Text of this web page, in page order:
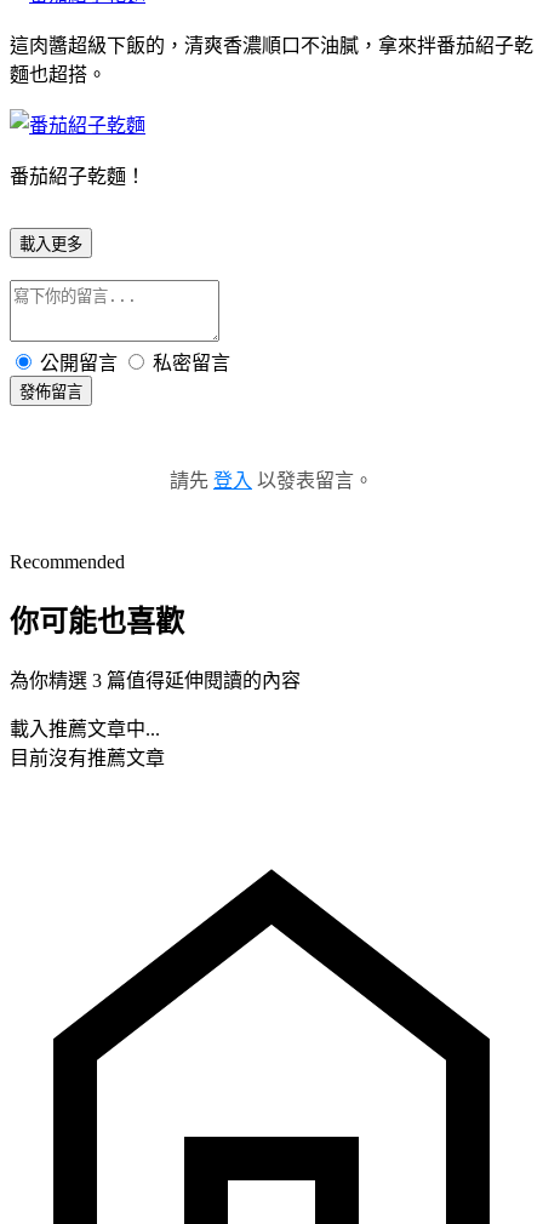
這肉醬超級下飯的，清爽香濃順口不油膩，拿來拌番茄紹子乾
麵也超搭。
番茄紹子乾麵！
載入更多
公開留言 私密留言
發佈留言
請先 登入 以發表留言。
Recommended
你可能也喜歡
為你精選 3 篇值得延伸閱讀的內容
載入推薦文章中...
目前沒有推薦文章